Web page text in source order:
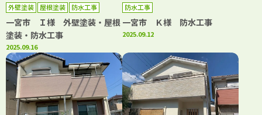
外壁塗装 屋根塗装 防水工事
一宮市 Ｉ様 外壁塗装・屋根
塗装・防水工事
2025.09.16
防水工事
一宮市 Ｋ様 防水工事
2025.09.12